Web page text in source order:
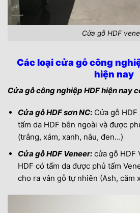
Cửa gỗ HDF
Các loại cửa gỗ công
hiện nay
Cửa gỗ công nghiệp HDF hiện nay
Cửa gỗ HDF sơn NC:Cửa gỗ HDF
tấm da HDF bên ngoài và được
(trắng, xám, xanh, nâu, đen…)
Cửa gỗ HDF Veneer:cửa gỗ HDF
HDF có tấm da được phủ tấm
cho ra vân gỗ tự nhiên (Ash, căm